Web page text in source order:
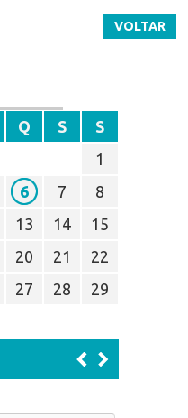
VOLTAR
Q S
S
1
6 7
8
13 14
15
20 21
22
27 28
29